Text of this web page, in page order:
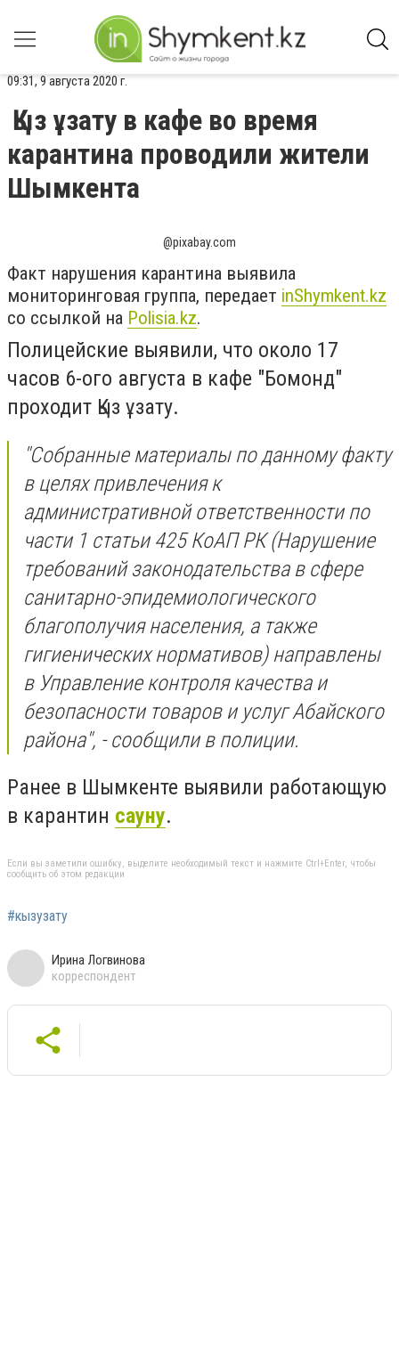
09:31, 9 августа 2020 г.
Қыз ұзату в кафе во время
карантина проводили жители
Шымкента
@pixabay.com
Факт нарушения карантина выявила
мониторинговая группа, передает inShymkent.kz
со ссылкой на Polisia.kz.
Полицейские выявили, что около 17
часов 6-ого августа в кафе "Бомонд"
проходит Қыз ұзату.
"Собранные материалы по данному факту
в целях привлечения к
административной ответственности по
части 1 статьи 425 КоАП РК (Нарушение
требований законодательства в сфере
санитарно-эпидемиологического
благополучия населения, а также
гигиенических нормативов) направлены
в Управление контроля качества и
безопасности товаров и услуг Абайского
района", - сообщили в полиции.
Ранее в Шымкенте выявили работающую
в карантин сауну.
Если вы заметили ошибку, выделите необходимый текст и нажмите Ctrl+Enter, чтобы
сообщить об этом редакции
#кызузату
Ирина Логвинова
корреспондент